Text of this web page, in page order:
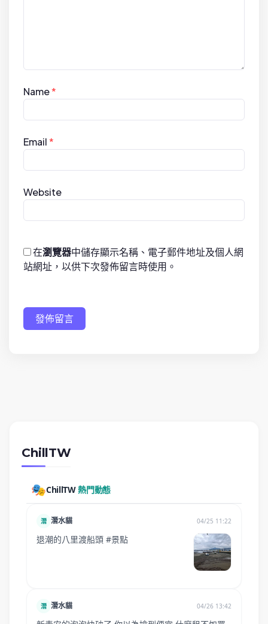
Name*
Email*
Website
在瀏覽器中儲存顯示名稱、電子郵件地址及個人網
站網址，以供下次發佈留言時使用。
發佈留言
ChillTW